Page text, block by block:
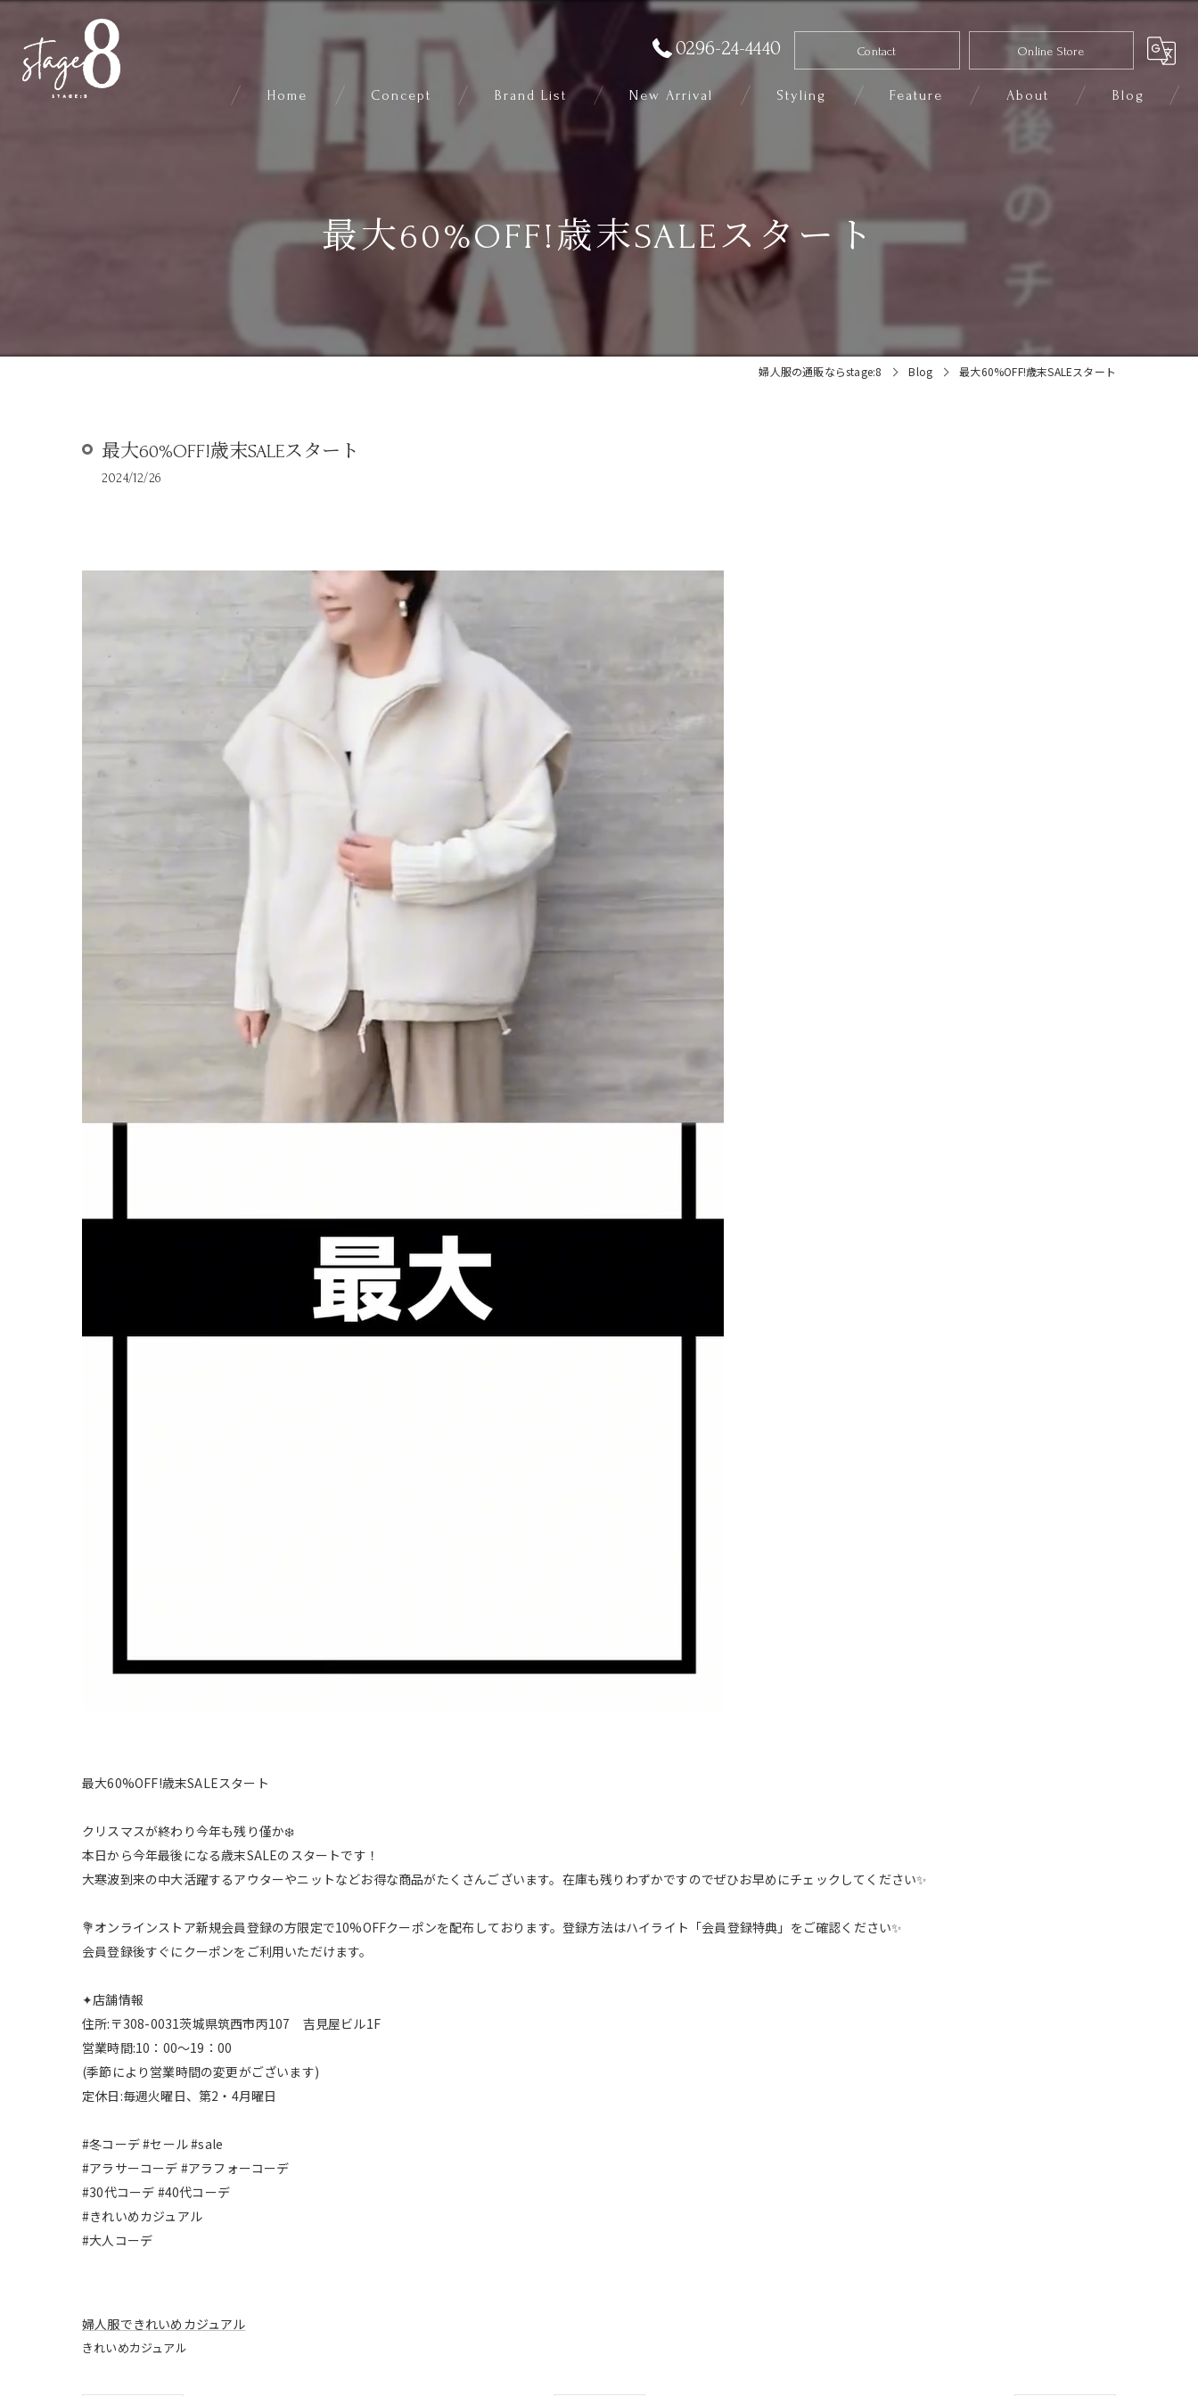
0296-24-4440 Contact Online Store
Home Concept Brand List New Arrival Styling Feature
コーディネート
ファッション
小物
About Blog
最大60%OFF!歳末SALEスタート
婦人服の通販ならstage:8 Blog 最大60%OFF!歳末SALEスタート
最大60%OFF!歳末SALEスタート
2024/12/26
最大60%OFF!歳末SALEスタート
クリスマスが終わり今年も残り僅か❄️
本日から今年最後になる歳末SALEのスタートです！
大寒波到来の中大活躍するアウターやニットなどお得な商品がたくさんございます。在庫も残りわずかですのでぜひお早めにチェックしてください✨
💐オンラインストア新規会員登録の方限定で10%OFFクーポンを配布しております。登録方法はハイライト「会員登録特典」をご確認ください✨
会員登録後すぐにクーポンをご利用いただけます。
✦店舗情報
住所:〒308-0031茨城県筑西市丙107 吉見屋ビル1F
営業時間:10：00～19：00
(季節により営業時間の変更がございます)
定休日:毎週火曜日、第2・4月曜日
#冬コーデ #セール #sale
#アラサーコーデ #アラフォーコーデ
#30代コーデ #40代コーデ
#きれいめカジュアル
#大人コーデ
婦人服できれいめカジュアル
きれいめカジュアル